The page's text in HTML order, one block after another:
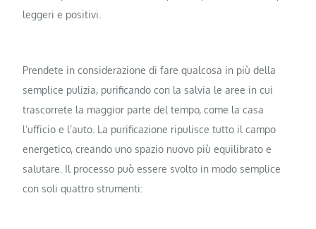
leggeri e positivi.
Prendete in considerazione di fare qualcosa in più della
semplice pulizia, purificando con la salvia le aree in cui
trascorrete la maggior parte del tempo, come la casa
l’ufficio e l’auto. La purificazione ripulisce tutto il campo
energetico, creando uno spazio nuovo più equilibrato e
salutare. Il processo può essere svolto in modo semplice
con soli quattro strumenti: